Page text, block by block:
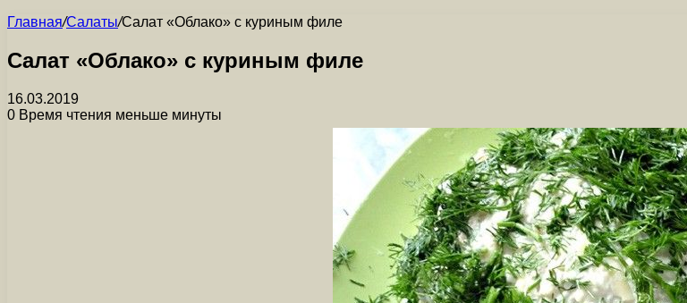
Главная/Салаты/Салат «Облако» с куриным филе
Салат «Облако» с куриным филе
16.03.2019
0 Время чтения меньше минуты